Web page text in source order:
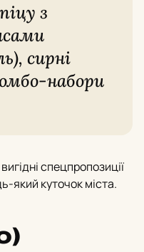
піцу з
сирні
набори
вигідні спецпропозиції
який куточок міста.